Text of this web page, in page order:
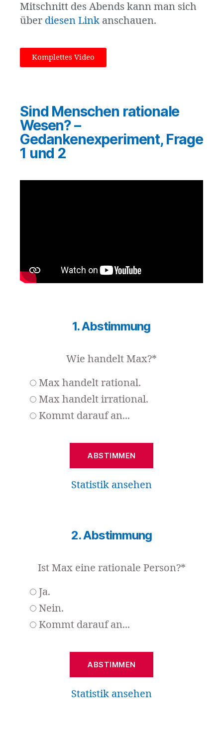
Mitschnitt des Abends kann man sich
über diesen Link anschauen.
Komplettes Video
Sind Menschen rationale
Wesen? –
Gedankenexperiment, Frage
1 und 2
1. Abstimmung
Wie handelt Max?*
Max handelt rational.
Max handelt irrational.
Kommt darauf an...
Statistik ansehen
2. Abstimmung
Ist Max eine rationale Person?*
Ja.
Nein.
Kommt darauf an...
Statistik ansehen